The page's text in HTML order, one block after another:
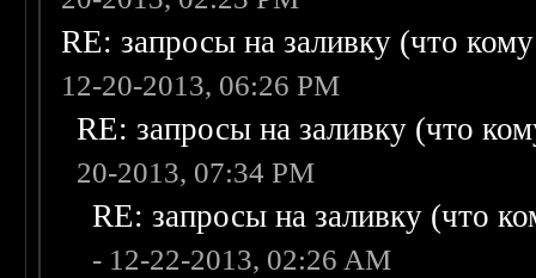
RE: запросы на заливку (что
12-20-2013, 06:26 PM
RE: запросы на заливку (что
20-2013, 07:34 PM
RE: запросы на заливку (что
- 12-22-2013, 02:26 AM